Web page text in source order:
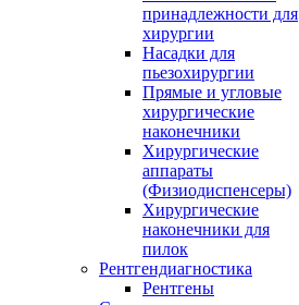
принадлежности для
хирургии
Насадки для
пьезохирургии
Прямые и угловые
хирургические
наконечники
Хирургические
аппараты
(Физиодиспенсеры)
Хирургические
наконечники для
пилок
Рентгендиагностика
Рентгены